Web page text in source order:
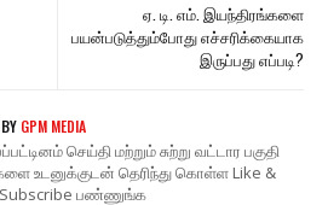
ஏ. டி. எம். இயந்திரங்களை
பயன்படுத்தும்போது எச்சரிக்கையாக
இருப்பது எப்படி?
GPM MEDIA
செய்தி மற்றும் சுற்று வட்டார பகுதி
உடனுக்குடன் தெரிந்து கொள்ள Like &
Subscribe பண்ணுங்க